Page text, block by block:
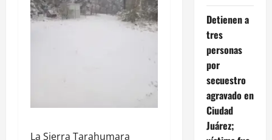
La Sierra Tarahumara
Detienen a
tres
personas
por
secuestro
agravado en
Ciudad
Juárez;